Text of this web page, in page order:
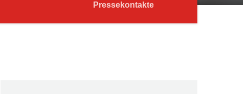
Pressekontakte